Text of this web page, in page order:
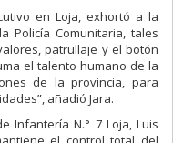
en Loja, exhortó a la
Policía Comunitaria, tales
patrullaje y el botón
el talento humano de la
de la provincia, para
añadió Jara.
Infantería N.° 7 Loja, Luis